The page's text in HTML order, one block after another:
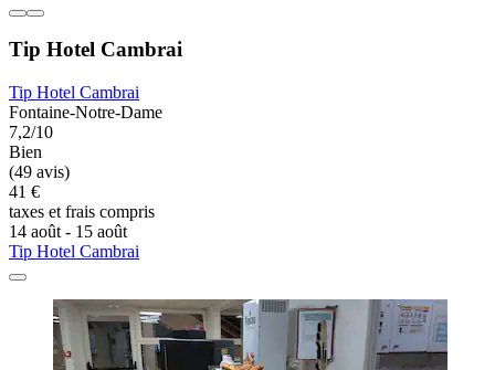
Tip Hotel Cambrai
Tip Hotel Cambrai
Fontaine-Notre-Dame
7,2/10
Bien
(49 avis)
41 €
taxes et frais compris
14 août - 15 août
Tip Hotel Cambrai